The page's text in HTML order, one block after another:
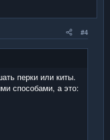
#4
перки или киты.
способами, а это: